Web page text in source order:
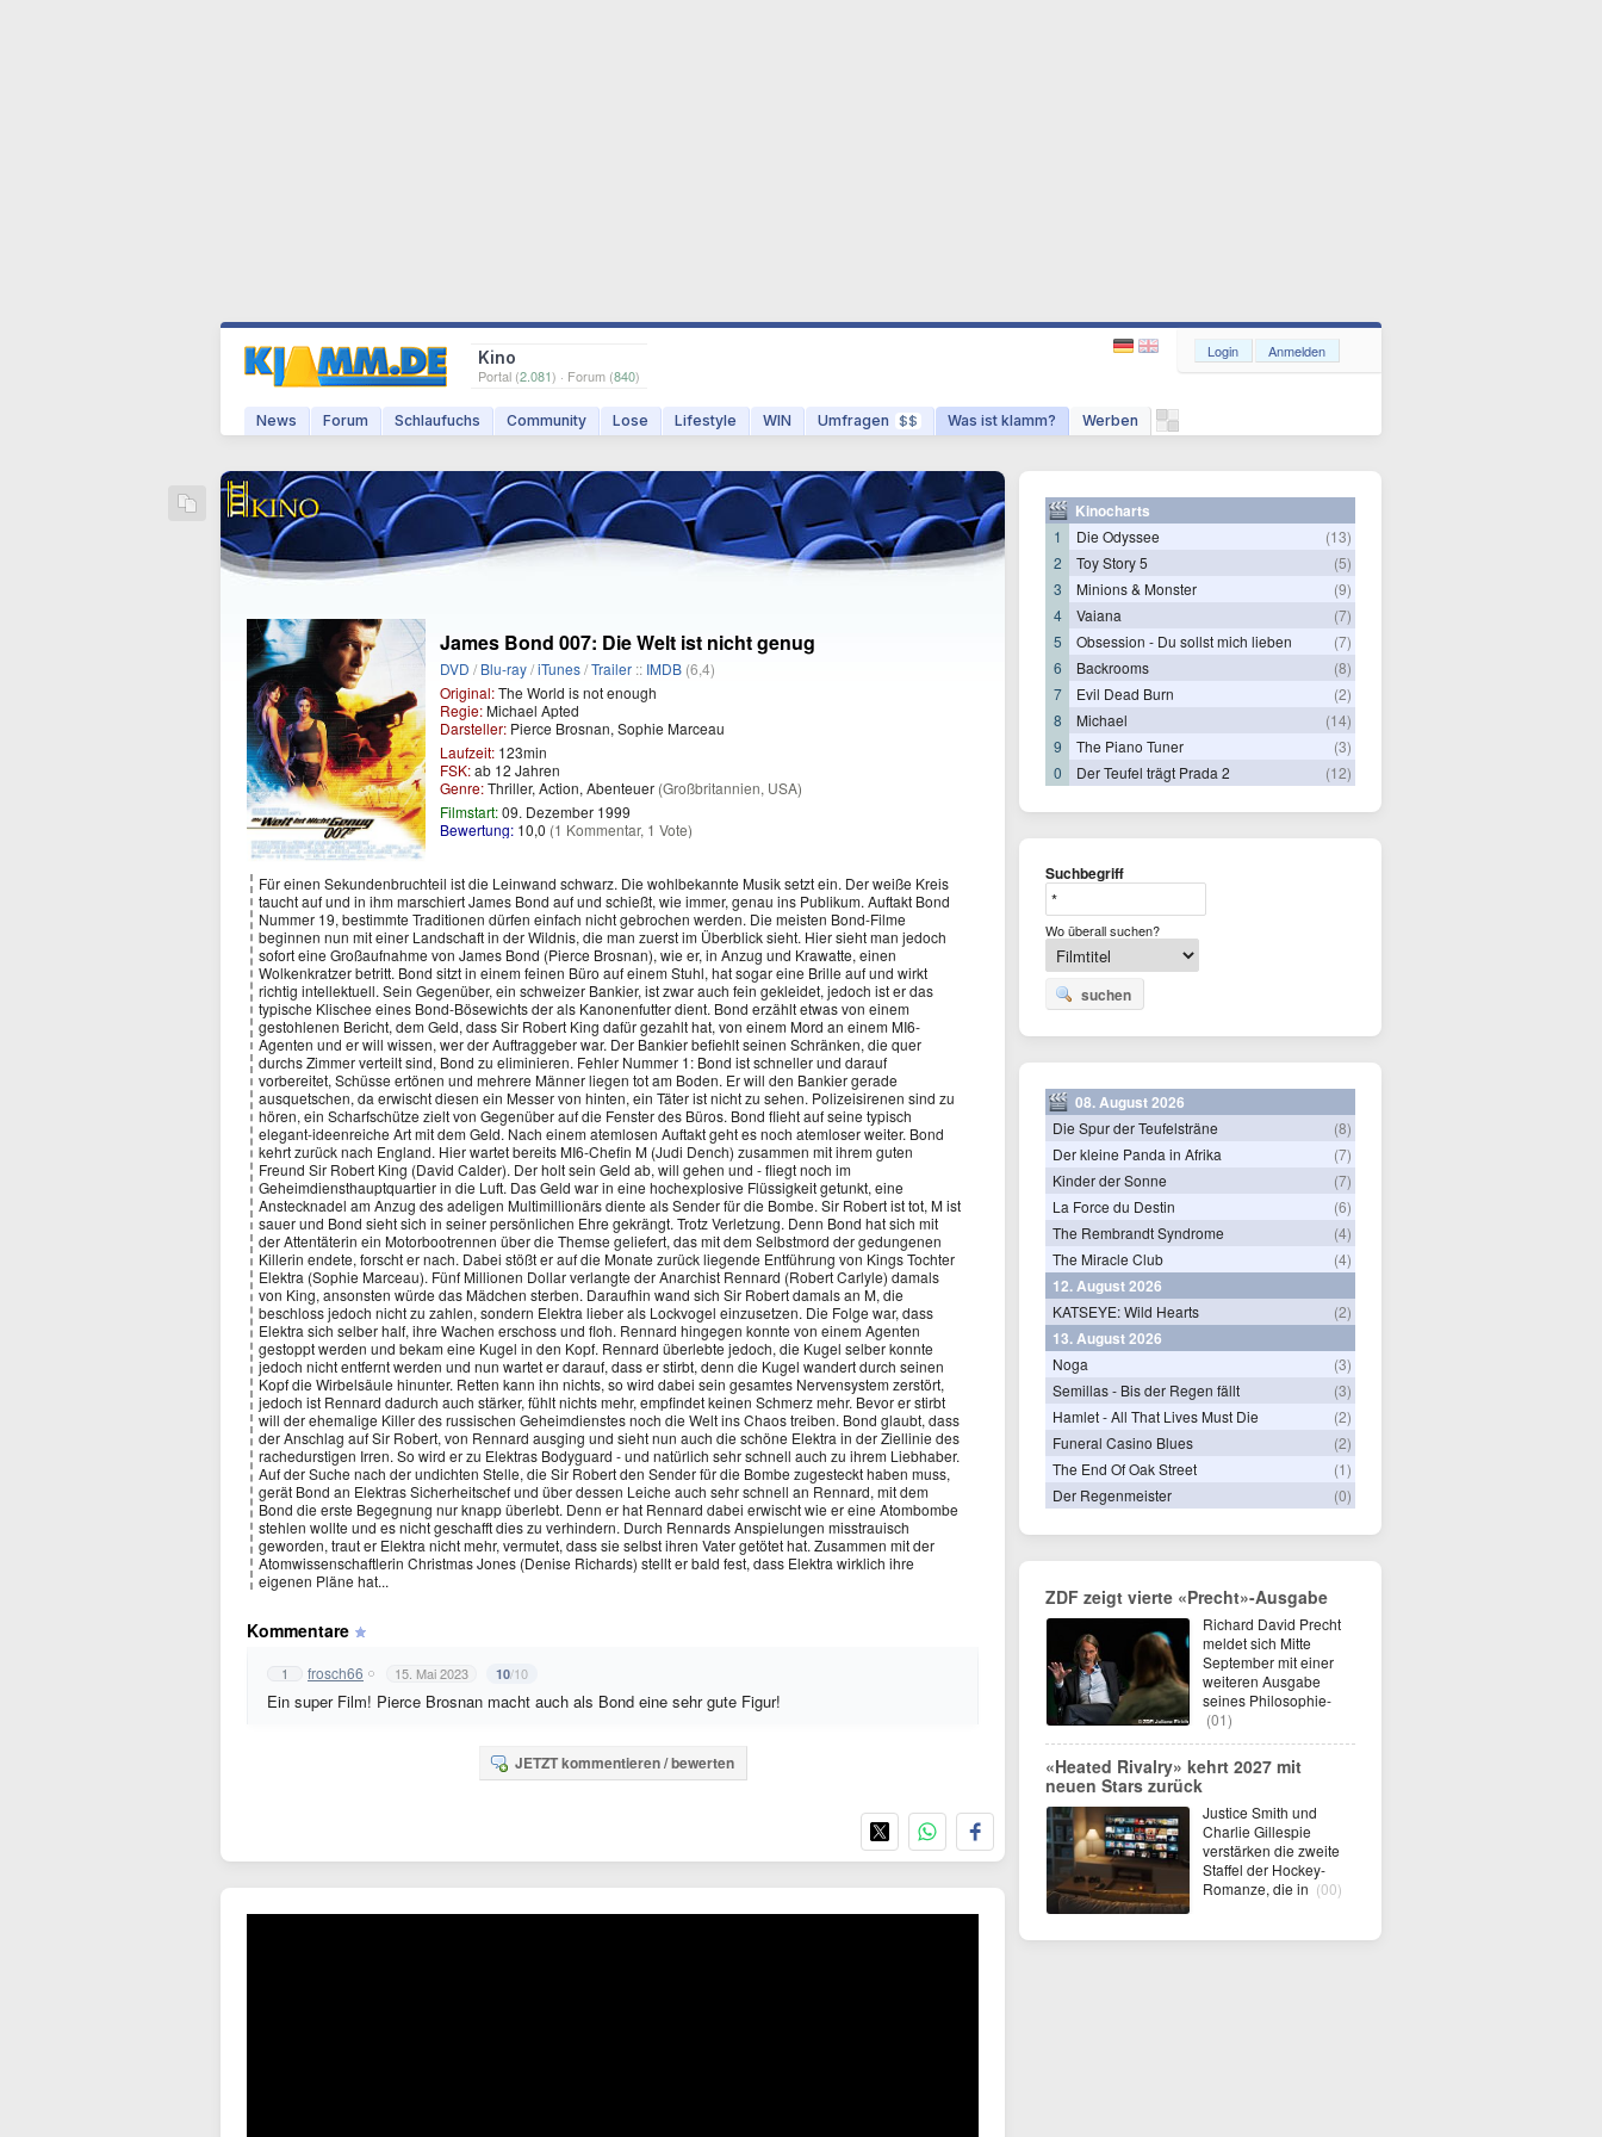
Kino
Portal (2.081) · Forum (840)
News Forum Schlaufuchs Community Lose Lifestyle WIN Umfragen $$ Was ist klamm? Werben
Login Anmelden
James Bond 007: Die Welt ist nicht genug
DVD /Blu-ray/iTunes/Trailer :: IMDB (6,4)
Original:The World is not enough
Regie:Michael Apted
Darsteller: Pierce Brosnan, Sophie Marceau
Laufzeit: 123min
FSK:ab 12 Jahren
Genre:Thriller, Action, Abenteuer (Großbritannien, USA)
Filmstart:09. Dezember 1999
Bewertung: 10,0 (1 Kommentar, 1 Vote)
Für einen Sekundenbruchteil ist die Leinwand schwarz. Die wohlbekannte Musik setzt ein. Der weiße Kreis
taucht auf und in ihm marschiert James Bond auf und schießt, wie immer, genau ins Publikum. Auftakt Bond
Nummer 19, bestimmte Traditionen dürfen einfach nicht gebrochen werden. Die meisten Bond-Filme
beginnen nun mit einer Landschaft in der Wildnis, die man zuerst im Überblick sieht. Hier sieht man jedoch
sofort eine Großaufnahme von James Bond (Pierce Brosnan), wie er, in Anzug und Krawatte, einen
Wolkenkratzer betritt. Bond sitzt in einem feinen Büro auf einem Stuhl, hat sogar eine Brille auf und wirkt
richtig intellektuell. Sein Gegenüber, ein schweizer Bankier, ist zwar auch fein gekleidet, jedoch ist er das
typische Klischee eines Bond-Bösewichts der als Kanonenfutter dient. Bond erzählt etwas von einem
gestohlenen Bericht, dem Geld, dass Sir Robert King dafür gezahlt hat, von einem Mord an einem MI6-
Agenten und er will wissen, wer der Auftraggeber war. Der Bankier befiehlt seinen Schränken, die quer
durchs Zimmer verteilt sind, Bond zu eliminieren. Fehler Nummer 1: Bond ist schneller und darauf
vorbereitet, Schüsse ertönen und mehrere Männer liegen tot am Boden. Er will den Bankier gerade
ausquetschen, da erwischt diesen ein Messer von hinten, ein Täter ist nicht zu sehen. Polizeisirenen sind zu
hören, ein Scharfschütze zielt von Gegenüber auf die Fenster des Büros. Bond flieht auf seine typisch
elegant-ideenreiche Art mit dem Geld. Nach einem atemlosen Auftakt geht es noch atemloser weiter. Bond
kehrt zurück nach England. Hier wartet bereits MI6-Chefin M (Judi Dench) zusammen mit ihrem guten
Freund Sir Robert King (David Calder). Der holt sein Geld ab, will gehen und - fliegt noch im
Geheimdiensthauptquartier in die Luft. Das Geld war in eine hochexplosive Flüssigkeit getunkt, eine
Anstecknadel am Anzug des adeligen Multimillionärs diente als Sender für die Bombe. Sir Robert ist tot, M ist
sauer und Bond sieht sich in seiner persönlichen Ehre gekrängt. Trotz Verletzung. Denn Bond hat sich mit
der Attentäterin ein Motorbootrennen über die Themse geliefert, das mit dem Selbstmord der gedungenen
Killerin endete, forscht er nach. Dabei stößt er auf die Monate zurück liegende Entführung von Kings Tochter
Elektra (Sophie Marceau). Fünf Millionen Dollar verlangte der Anarchist Rennard (Robert Carlyle) damals
von King, ansonsten würde das Mädchen sterben. Daraufhin wand sich Sir Robert damals an M, die
beschloss jedoch nicht zu zahlen, sondern Elektra lieber als Lockvogel einzusetzen. Die Folge war, dass
Elektra sich selber half, ihre Wachen erschoss und floh. Rennard hingegen konnte von einem Agenten
gestoppt werden und bekam eine Kugel in den Kopf. Rennard überlebte jedoch, die Kugel selber konnte
jedoch nicht entfernt werden und nun wartet er darauf, dass er stirbt, denn die Kugel wandert durch seinen
Kopf die Wirbelsäule hinunter. Retten kann ihn nichts, so wird dabei sein gesamtes Nervensystem zerstört,
jedoch ist Rennard dadurch auch stärker, fühlt nichts mehr, empfindet keinen Schmerz mehr. Bevor er stirbt
will der ehemalige Killer des russischen Geheimdienstes noch die Welt ins Chaos treiben. Bond glaubt, dass
der Anschlag auf Sir Robert, von Rennard ausging und sieht nun auch die schöne Elektra in der Ziellinie des
rachedurstigen Irren. So wird er zu Elektras Bodyguard - und natürlich sehr schnell auch zu ihrem Liebhaber.
Auf der Suche nach der undichten Stelle, die Sir Robert den Sender für die Bombe zugesteckt haben muss,
gerät Bond an Elektras Sicherheitschef und über dessen Leiche auch sehr schnell an Rennard, mit dem
Bond die erste Begegnung nur knapp überlebt. Denn er hat Rennard dabei erwischt wie er eine Atombombe
stehlen wollte und es nicht geschafft dies zu verhindern. Durch Rennards Anspielungen misstrauisch
geworden, traut er Elektra nicht mehr, vermutet, dass sie selbst ihren Vater getötet hat. Zusammen mit der
Atomwissenschaftlerin Christmas Jones (Denise Richards) stellt er bald fest, dass Elektra wirklich ihre
eigenen Pläne hat...
Kommentare
1 frosch66 15. Mai 2023 10/10
Ein super Film! Pierce Brosnan macht auch als Bond eine sehr gute Figur!
JETZT kommentieren / bewerten
Kinocharts
1 Die Odyssee
(13)
2
Toy Story 5
(5)
3
Minions & Monster
(9)
4
Vaiana
(7)
5
Obsession - Du sollst mich lieben
(7)
6
Backrooms
(8)
7
Evil Dead Burn
(2)
8
Michael
(14)
9
The Piano Tuner
(3)
0
Der Teufel trägt Prada 2 (12)
Suchbegriff
Wo überall suchen?
suchen
08. August 2026
Die Spur der Teufelsträne
(8)
Der kleine Panda in Afrika
(7)
Kinder der Sonne
(7)
La Force du Destin
(6)
The Rembrandt Syndrome
(4)
The Miracle Club
(4)
12. August 2026
KATSEYE: Wild Hearts (2)
13. August 2026
Noga
(3)
Semillas - Bis der Regen fällt
(3)
Hamlet - All That Lives Must Die
(2)
Funeral Casino Blues
(2)
The End Of Oak Street
(1)
Der Regenmeister
(0)
ZDF zeigt vierte «Precht»-Ausgabe
Richard David Precht
meldet sich Mitte
September mit einer
weiteren Ausgabe
seines Philosophie-
(01)
«Heated Rivalry» kehrt 2027 mit
neuen Stars zurück
Justice Smith und
Charlie Gillespie
verstärken die zweite
Staffel der Hockey-
Romanze, die in (00)